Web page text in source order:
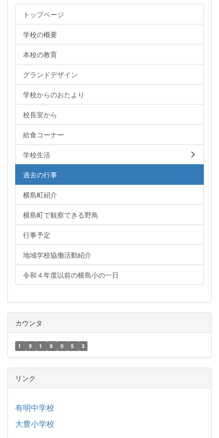
トップページ
学校の概要
本校の教育
グランドデザイン
学校からのおたより
校長室から
給食コーナー
学校生活
過去の行事
横島町紹介
横島町で観察できる野鳥
行事予定
地域学校協働活動紹介
令和４年度以前の横島小の一日
カウンタ
1 9 1 8 0 5 3
リンク
有明中学校
大豊小学校